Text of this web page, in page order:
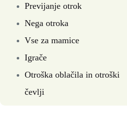
Previjanje otrok
Nega otroka
Vse za mamice
Igrače
Otroška oblačila in otroški
čevlji